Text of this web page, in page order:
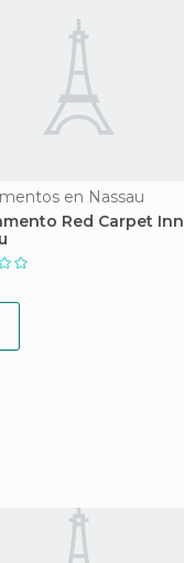
en Nassau
Red Carpet Inn